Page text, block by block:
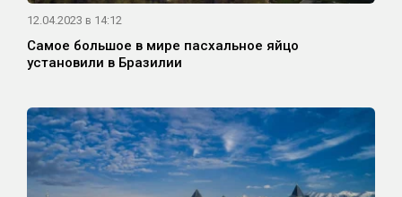
12.04.2023 в 14:12
Самое большое в мире пасхальное яйцо
установили в Бразилии